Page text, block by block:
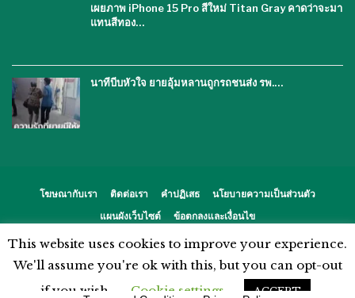
เผยภาพ iPhone 15 Pro สีใหม่ Titan Gray คาดว่าจะมา
แทนสีทอง…
นาทีบีบหัวใจ ยายอุ้มหลานถูกรถชนส่ง รพ.…
โฆษณากับเรา ติดต่อเรา คำปฏิเสธ
นโยบายความเป็นส่วนตัว
แผนผังเว็บไซต์
ข้อตกลงและเงื่อนไข
This website uses cookies to improve your experience.
We'll assume you're ok with this, but you can opt-out
if you wish.
Cookie settings ACCEPT